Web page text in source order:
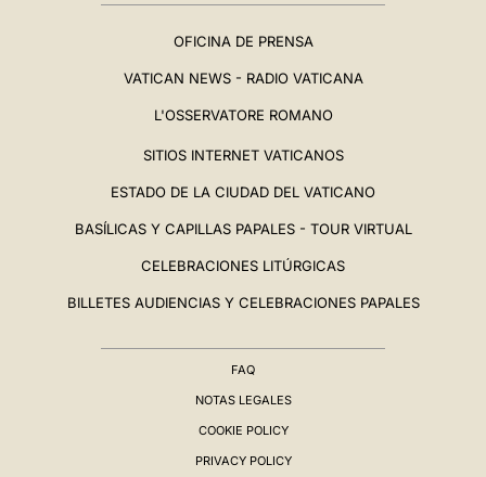
OFICINA DE PRENSA
VATICAN NEWS - RADIO VATICANA
L'OSSERVATORE ROMANO
SITIOS INTERNET VATICANOS
ESTADO DE LA CIUDAD DEL VATICANO
BASÍLICAS Y CAPILLAS PAPALES - TOUR VIRTUAL
CELEBRACIONES LITÚRGICAS
BILLETES AUDIENCIAS Y CELEBRACIONES PAPALES
FAQ
NOTAS LEGALES
COOKIE POLICY
PRIVACY POLICY